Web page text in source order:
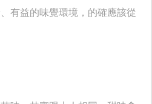
有益的味覺環境，的確應該從